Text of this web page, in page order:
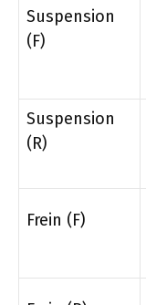
Suspension
(F)
Suspension
(R)
Frein (F)